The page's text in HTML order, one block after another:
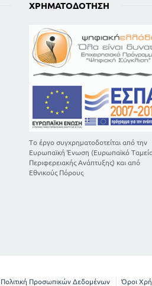
ΧΡΗΜΑΤΟΔΌΤΗΣΗ
Το έργο συγχρηματοδοτείται από την
Ευρωπαϊκή Ένωση (Ευρωπαϊκό
Περιφερειακής Ανάπτυξης) και από
Εθνικούς Πόρους
Πολιτική Προσωπικών Δεδομένων Όροι